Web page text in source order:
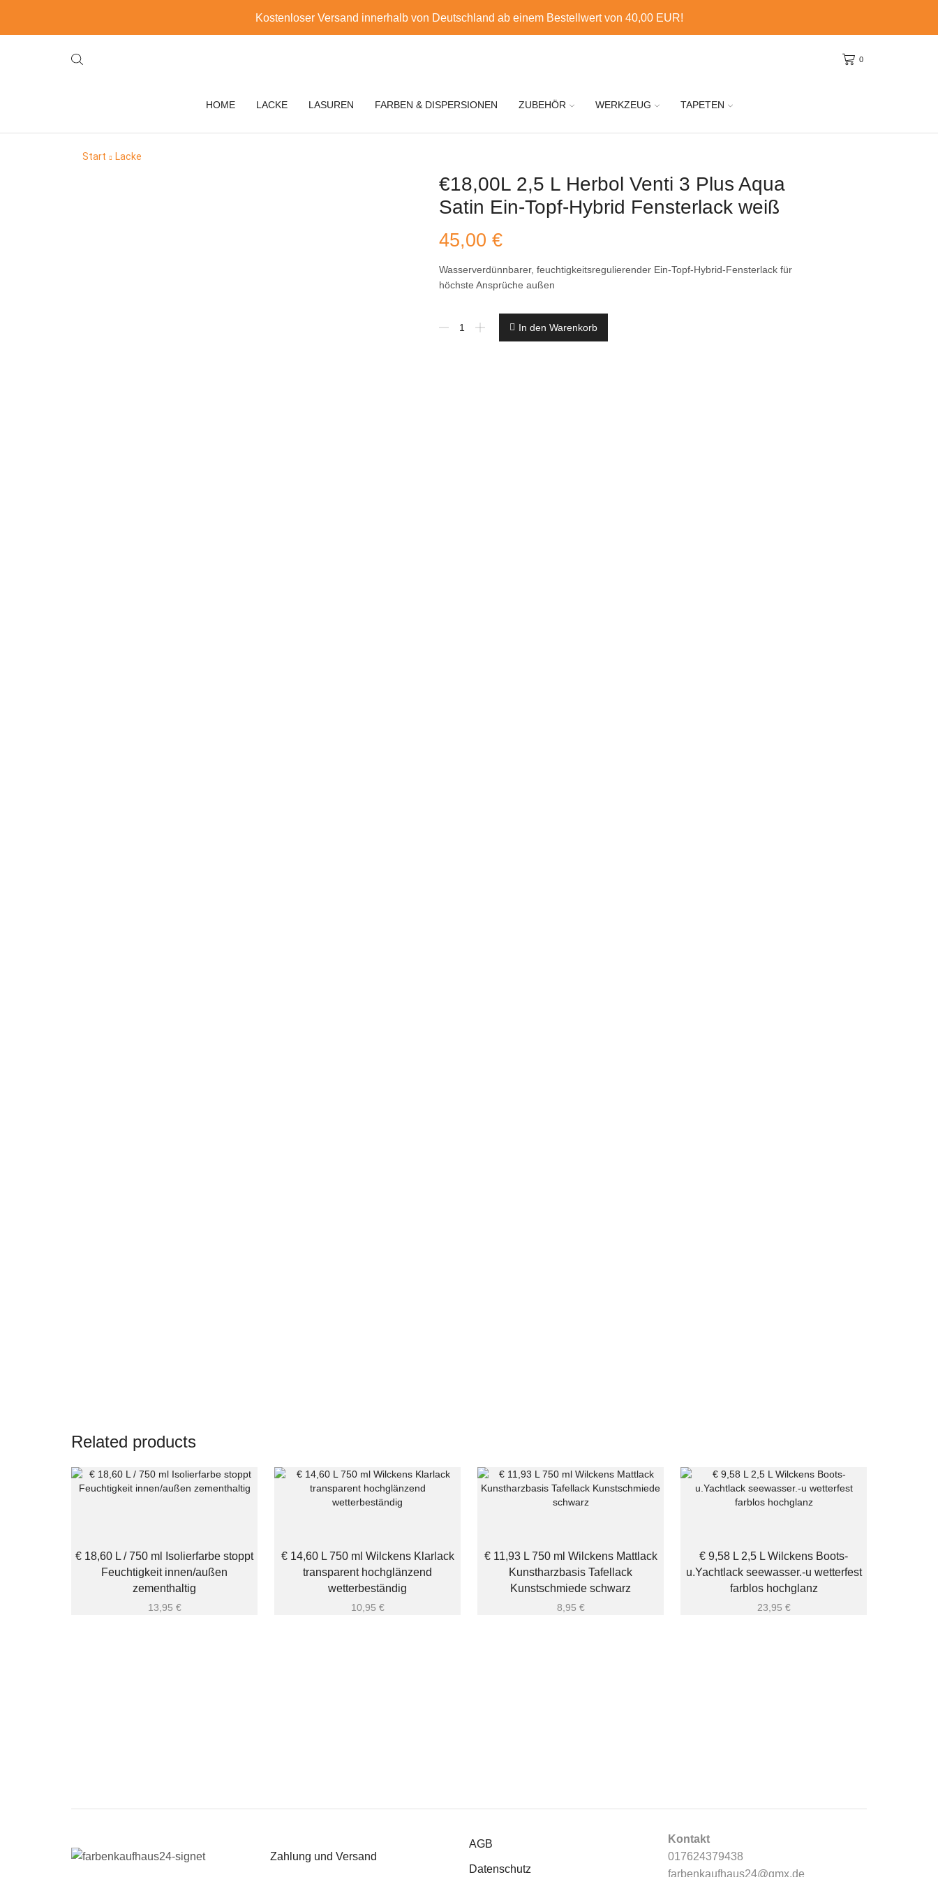
Kostenloser Versand innerhalb von Deutschland ab einem Bestellwert von 40,00 EUR!
0
HOME LACKE LASUREN FARBEN & DISPERSIONEN ZUBEHÖR WERKZEUG TAPETEN
Start Lacke
€18,00L 2,5 L Herbol Venti 3 Plus Aqua
Satin Ein-Topf-Hybrid Fensterlack weiß
45,00 €
Wasserverdünnbarer, feuchtigkeitsregulierender Ein-Topf-Hybrid-Fensterlack für
höchste Ansprüche außen
In den Warenkorb
Related products
€ 18,60 L / 750 ml Isolierfarbe stoppt
Feuchtigkeit innen/außen
zementhaltig
13,95 €
€ 14,60 L 750 ml Wilckens Klarlack
transparent hochglänzend
wetterbeständig
10,95 €
€ 11,93 L 750 ml Wilckens Mattlack
Kunstharzbasis Tafellack
Kunstschmiede schwarz
8,95 €
€ 9,58 L 2,5 L Wilckens Boots-
u.Yachtlack seewasser.-u wetterfest
farblos hochglanz
23,95 €
Zahlung und Versand
AGB
Datenschutz
Kontakt
017624379438
farbenkaufhaus24@gmx.de